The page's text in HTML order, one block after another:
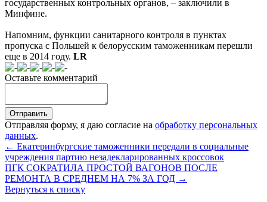
государственных контрольных органов, – заключили в
Минфине.
Напомним, функции санитарного контроля в пунктах
пропуска с Польшей к белорусским таможенникам перешли
еще в 2014 году. LR
Оставьте комментарий
Отправляя форму, я даю согласие на обработку персональных
данных.
← Екатеринбургские таможенники передали в социальные
учреждения партию незадекларированных кроссовок
ПГК СОКРАТИЛА ПРОСТОЙ ВАГОНОВ ПОСЛЕ
РЕМОНТА В СРЕДНЕМ НА 7% ЗА ГОД →
Вернуться к списку